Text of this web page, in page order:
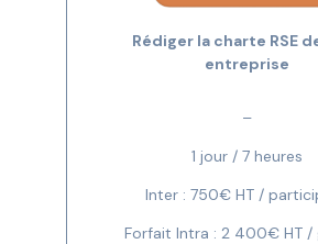
Rédiger la charte RSE
entreprise
–
1 jour / 7 heures
Inter : 750€ HT /
Forfait Intra : 2 400€ HT /